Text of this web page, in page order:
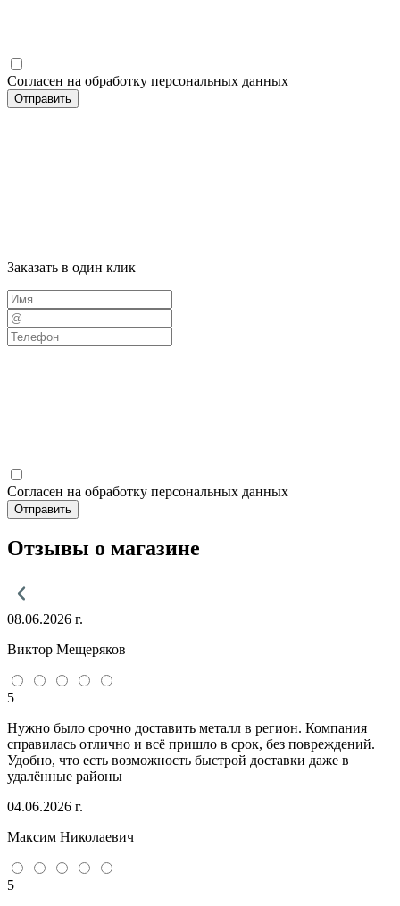
Согласен на обработку персональных данных
Отправить
Заказать в один клик
Согласен на обработку персональных данных
Отправить
Отзывы о магазине
08.06.2026 г.
Виктор Мещеряков
5
Нужно было срочно доставить металл в регион. Компания
справилась отлично и всё пришло в срок, без повреждений.
Удобно, что есть возможность быстрой доставки даже в
удалённые районы
04.06.2026 г.
Максим Николаевич
5